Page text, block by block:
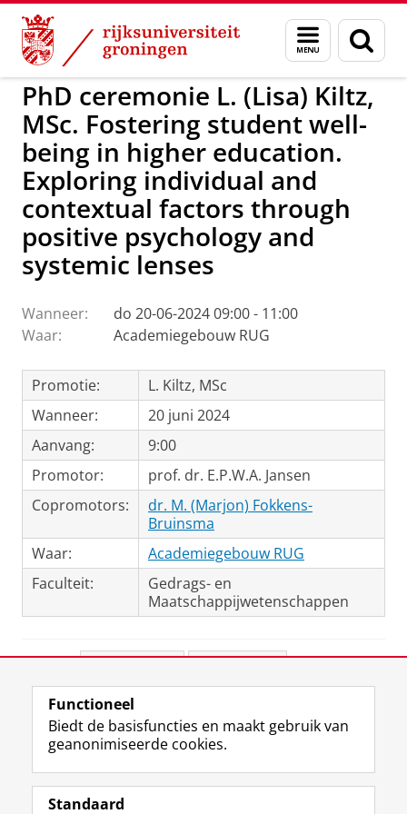
Skip
Content
Skip
Navigation
Menu
en
zoeken
GMW Activiteiten
PhD ceremonie L. (Lisa) Kiltz,
MSc. Fostering student well-
being in higher education.
Exploring individual and
contextual factors through
positive psychology and
systemic lenses
Wanneer:
do 20-06-2024 09:00 - 11:00
Waar:
Academiegebouw RUG
Promotie:
L. Kiltz, MSc
Wanneer:
20 juni 2024
Aanvang:
9:00
Promotor:
prof. dr. E.P.W.A. Jansen
Copromotors:
dr. M. (Marjon) Fokkens-
Bruinsma
Waar:
Academiegebouw RUG
Faculteit:
Gedrags- en
Maatschappijwetenschappen
View this page in:English
Volg de RUG
F
a
L
i
R
S
I
n
Y
o
Functioneel
Biedt de basisfuncties en maakt gebruik van
geanonimiseerde cookies.
Standaard